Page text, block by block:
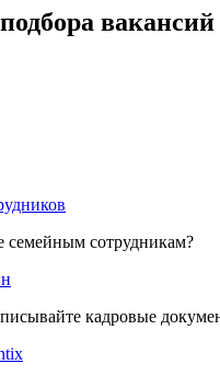
вакансий
семейным сотрудникам?
кадровые